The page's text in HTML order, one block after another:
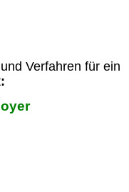
Verfahren für ein
: